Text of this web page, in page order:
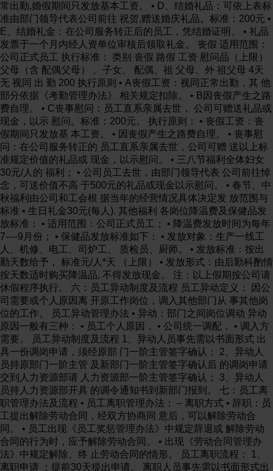
常出勤,婚假期间只发放基本工资。 • D、结婚礼品：可依上表标
准由部门领导代表公司前往 祝贺,赠送婚庆礼品。标准：200元 •
E、结婚礼金：在公司服务转正后的员工，凭结婚证明、 • 礼品
发票于一个月内经人资单位审核后领取礼金。 丧假 适用范围：
公司正式员工 执行标准： 类别 丧假 路假 工资 慰问品（上限）
父母（含 配偶父母） 、子女、 配偶、祖 父母、外 祖父母 4天
无 视同 出 勤 200 执行原则 • A丧假工资：视同正常出勤，其 他
部分依据《考勤管理办法》 相关规定扣除。 • B因丧假产生之路
费自理。 • C丧事慰问：员工直系亲属去世， 公司可赠送礼品或
现金，以示 慰问。标准：200元。 执行原则： • 丧假工资：丧
假期间只发放基 本工资。 • 因丧假产生之路费自理。 • 丧事慰
问：在公司服务转正的 员工直系亲属去世，公司可赠 送以上标
准规定价值的礼品或 现金，以示慰问。 • 三八节福利全体妇女
30元/人的 福利； • 公司员工去世，由部门领导代表 公司前往悼
念，可送价值不高 于500元的礼品或现金以示慰问。 • 春节、中
秋福利由公司和工会根 据当年的经营情况具体决定发 放范围与
标准 • 生日礼金30元(每人). 其他福利 各岗位降温费及保健品发
放标准： • 适用范围：公司正式员工； • 降温费发放时间为每年
7----9月份； • 保健品发放标准如下： • 发放对象：生产一线工
人、机修、电工、司炉工、 质检员、厨师。 • 发放标准：按出
勤天数给予， 标准元/人*天 （上限） • 发放形式：由后勤科酌情
按天数适时购买降温品, 不得发放现金。 注：以上假期按公司请
休假程序执行。 六：员工异动制度及流程 员工异动定义： 因公
司需要或个人原因离 开原工作岗位，调入其他部门从 事其他岗
位的工作。 员工异动管理办法 • 异动：部门之间岗位调动 异动
原因一般有三种： • 员工个人原因， • 公司统一调配， • 调入方
需要。 员工异动制度及流程 1、异动人员事先需以书面形式 出
具一份调岗申请，须经原部 门一阶主管签字确认； 2、异动人
员持原部门一阶主管 及新部门一阶主管签字确认后 的调岗申请
交到人力资源部请 人力资源部一阶主管签字确认； 3、异动人
员持人力资源部开具 的调令通知书到新部门报到。 七：员工离
职管理办法及流程 • 员工离职管理办法： – 离职方式 • 辞职：员
工提出解除劳动合同，经双方协商同 意后，可以解除劳动合
同。 • 员工出现《员工奖惩管理办法》中规定辞退或 解除劳动
合同的行为时，应予解除劳动合同。 • 出现《劳动合同管理办
法》中规定解除、终 止劳动合同的情形。 员工离职流程： 1、
离职申请 ：提前30天提出申请。 离职人员事先需以书面形式出